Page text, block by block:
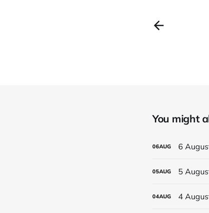
You might
06AUG 6
05AUG 5
04AUG 4